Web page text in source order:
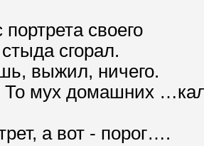
своего
сгорал.
выжил, ничего.
То мух домашних
а вот - порог….